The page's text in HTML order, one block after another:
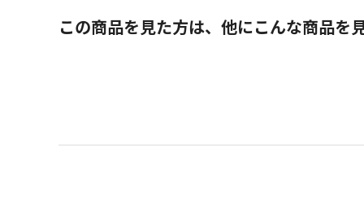
この商品を見た方は、他にこんな商品を